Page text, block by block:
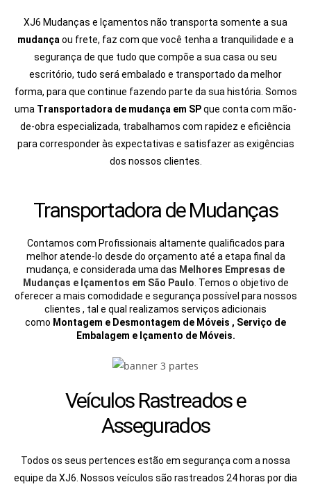
XJ6 Mudanças e Içamentos não transporta somente a sua
mudança ou frete, faz com que você tenha a tranquilidade e a
segurança de que tudo que compõe a sua casa ou seu
escritório, tudo será embalado e transportado da melhor
forma, para que continue fazendo parte da sua história. Somos
uma Transportadora de mudança em SPque conta com mão-
de-obra especializada, trabalhamos com rapidez e eficiência
para corresponder às expectativas e satisfazer as exigências
dos nossos clientes.
Transportadora de Mudanças
Contamos com Profissionais altamente qualificados para
melhor atende-lo desde do orçamento até a etapa final da
mudança, e considerada uma das Melhores Empresas de
Mudanças e Içamentos em São Paulo Temos o objetivo de
oferecer a mais comodidade e segurança possível para nossos
clientes , tal e qual realizamos serviços adicionais
como Montagem e Desmontagem de Móveis , Serviço de
Embalagem e Içamento de Móveis.
Veículos Rastreados e
Assegurados
Todos os seus pertences estão em segurança com a nossa
equipe da XJ6. Nossos veículos são rastreados 24 horas por dia